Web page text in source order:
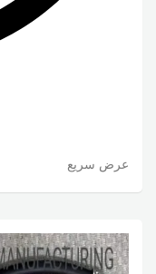
عرض سريع